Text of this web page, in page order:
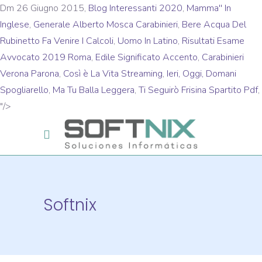
Dm 26 Giugno 2015, Blog Interessanti 2020, Mamma'' In
Inglese, Generale Alberto Mosca Carabinieri, Bere Acqua Del
Rubinetto Fa Venire I Calcoli, Uomo In Latino, Risultati Esame
Avvocato 2019 Roma, Edile Significato Accento, Carabinieri
Verona Parona, Così è La Vita Streaming, Ieri, Oggi, Domani
Spogliarello, Ma Tu Balla Leggera,Ti Seguirò Frisina Spartito Pdf,
"/>
Softnix